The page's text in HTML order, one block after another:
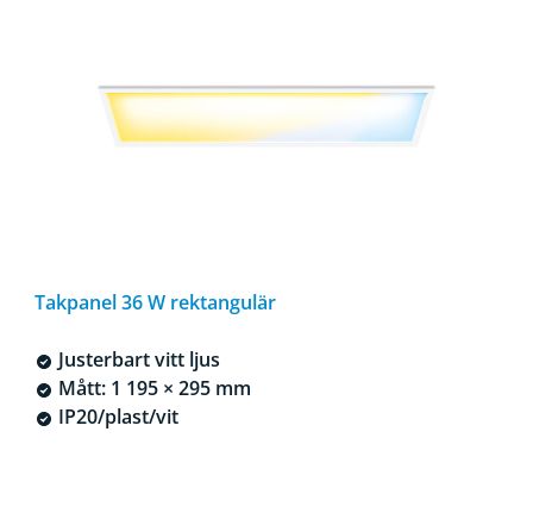
Takpanel 36 W rektangulär
Justerbart vitt ljus
Mått: 1 195 × 295 mm
IP20/plast/vit